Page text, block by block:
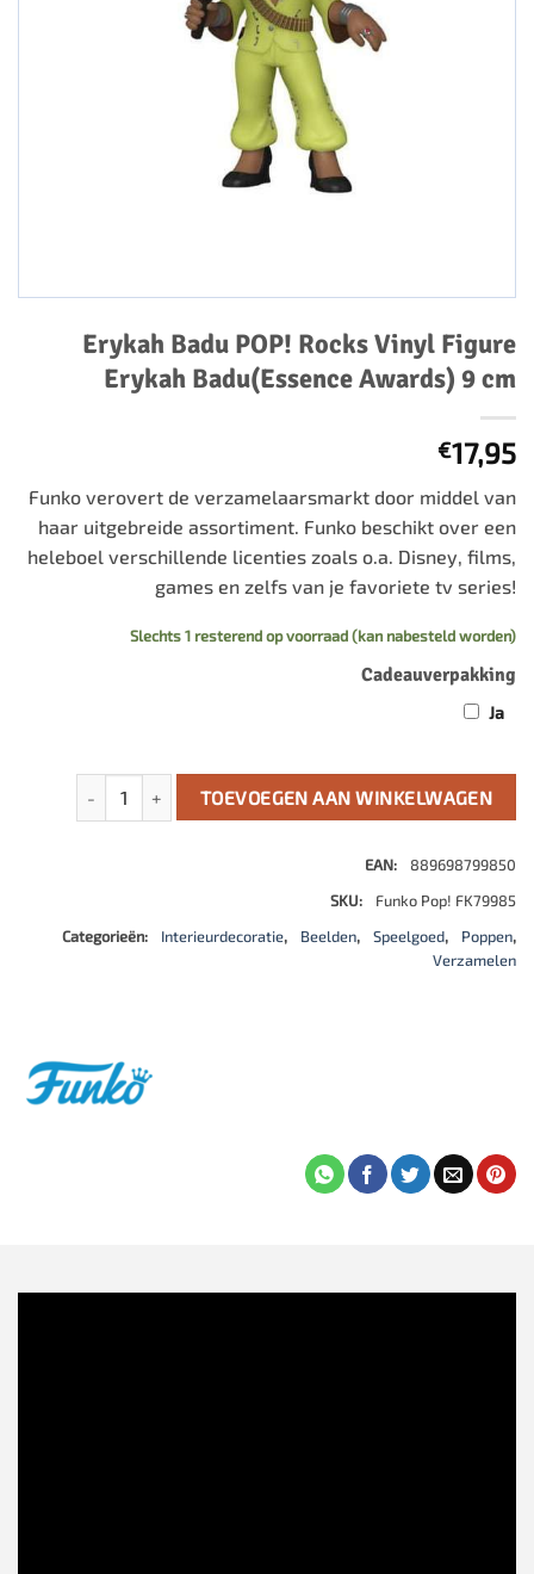
Erykah Badu POP! Rocks Vinyl Figure
Erykah Badu(Essence Awards) 9 cm
€17,95
Funko verovert de verzamelaarsmarkt door middel van
haar uitgebreide assortiment. Funko beschikt over een
heleboel verschillende licenties zoals o.a. Disney, films,
games en zelfs van je favoriete tv series!
Slechts 1 resterend op voorraad (kan nabesteld worden)
Cadeauverpakking
Ja
Erykah Badu POP! Rocks Vinyl Figure Erykah
TOEVOEGEN AAN WINKELWAGEN
EAN:
889698799850
SKU:
Funko Pop! FK79985
Categorieën:
Interieurdecoratie, Beelden, Speelgoed, Poppen,
Verzamelen